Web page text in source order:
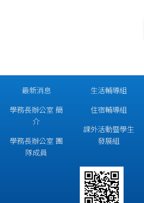
最新消息
學務長辦公室 簡
介
學務長辦公室 團
隊成員
生活輔導組
住宿輔導組
課外活動暨學生
發展組